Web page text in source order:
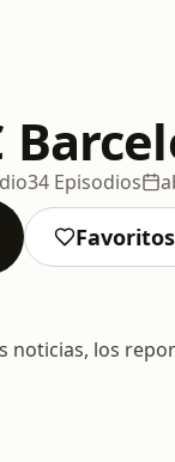
34 Episodios
Favoritos
noticias, los